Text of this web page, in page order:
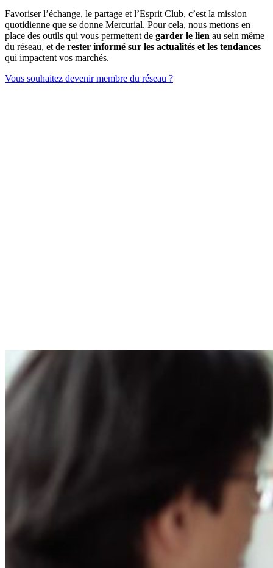
Favoriser l’échange, le partage et l’Esprit Club, c’est la mission
quotidienne que se donne Mercurial. Pour cela, nous mettons en
place des outils qui vous permettent de garder le lien au sein même
du réseau, et de rester informé sur les actualités et les tendances
qui impactent vos marchés.
Vous souhaitez devenir membre du réseau ?